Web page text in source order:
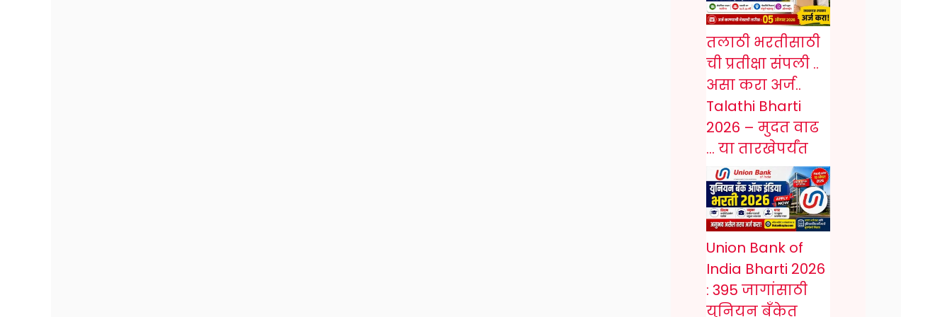
तलाठी भरतीसाठी
ची प्रतीक्षा संपली ..
असा करा अर्ज..
Talathi Bharti
2026 – मुदत वाढ
… या तारखेपर्यंत
Union Bank of
India Bharti 2026
: 395 जागांसाठी
युनियन बँकेत